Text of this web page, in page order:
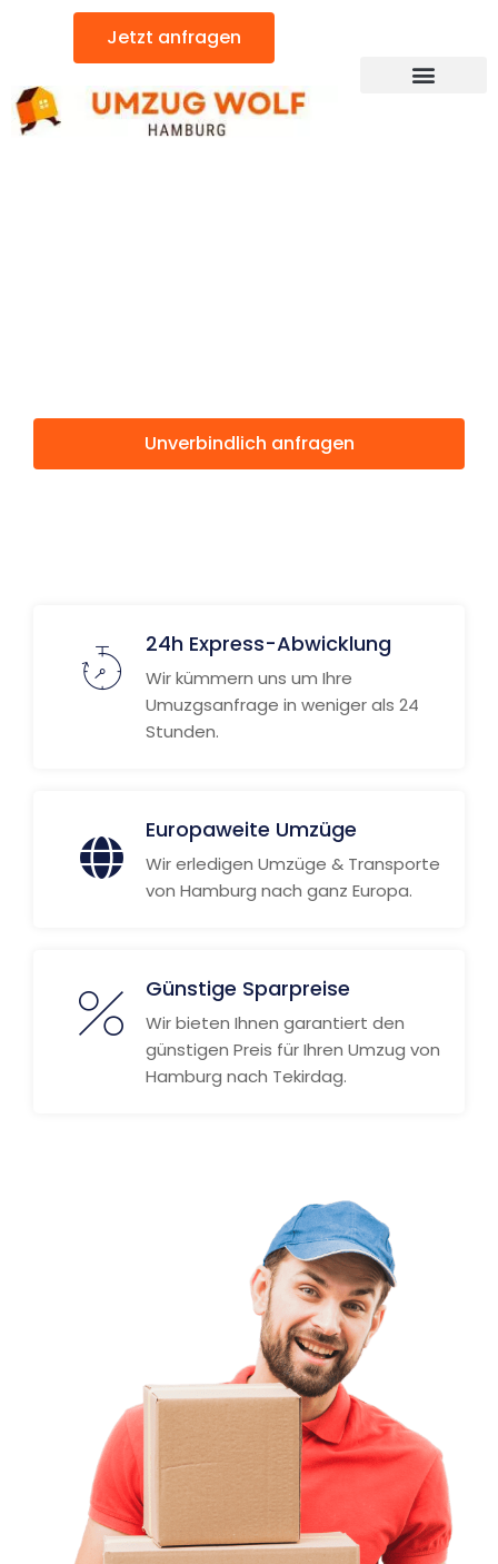
Jetzt anfragen
Unverbindlich anfragen
24h Express-Abwicklung
Wir kümmern uns um Ihre
Umuzgsanfrage in weniger als 24
Stunden.
Europaweite Umzüge
Wir erledigen Umzüge & Transporte
von Hamburg nach ganz Europa.
Günstige Sparpreise
Wir bieten Ihnen garantiert den
günstigen Preis für Ihren Umzug von
Hamburg nach Tekirdag.